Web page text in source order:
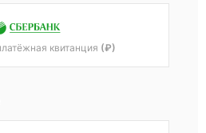
квитанция (₽)